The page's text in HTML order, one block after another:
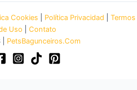
Cookies Política Privacidad
Termos
Uso
Contato
PetsBagunceiros.Com